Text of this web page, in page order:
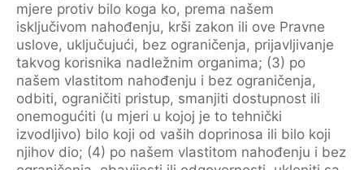
mjere protiv bilo koga ko, prema našem
isključivom nahođenju, krši zakon ili ove Pravne
uslove, uključujući, bez ograničenja, prijavljivanje
takvog korisnika nadležnim organima; (3) po
našem vlastitom nahođenju i bez ograničenja,
odbiti, ograničiti pristup, smanjiti dostupnost ili
onemogućiti (u mjeri u kojoj je to tehnički
izvodljivo) bilo koji od vaših doprinosa ili bilo koji
njihov dio; (4) po našem vlastitom nahođenju i bez